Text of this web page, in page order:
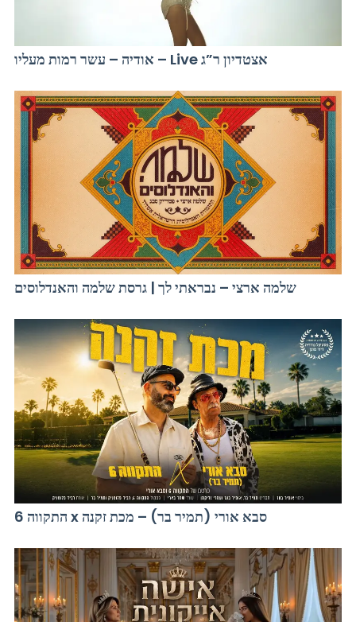
אודיה – עשר רמות מעליו – Live אצטדיון ר”ג
שלמה ארצי – נבראתי לך | גרסת שלמה והאנדלוסים
התקווה 6 x סבא אורי (תמיר בר) – מכת זקנה